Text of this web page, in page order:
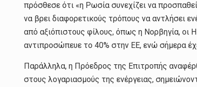
πρόσθεσε ότι «η Ρωσία συνεχίζει να
να βρει διαφορετικούς τρόπους να αντλήσει
από αξιόπιστους φίλους, όπως η Νορβηγία, οι
αντιπροσώπευε το 40% στην ΕΕ, ενώ σήμερα
Παράλληλα, η Πρόεδρος της Επιτροπής
στους λογαριασμούς της ενέργειας,